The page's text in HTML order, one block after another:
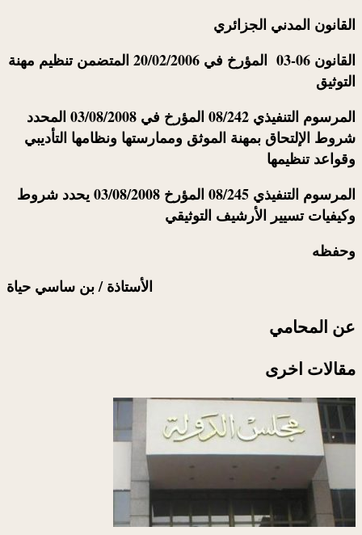
القانون المدني الجزائري
القانون 06-03 المؤرخ في 20/02/2006 المتضمن تنظيم مهنة
التوثيق
المرسوم التنفيذي 08/242 المؤرخ في 03/08/2008 المحدد
شروط الإلتحاق بمهنة الموثق وممارستها ونظامها التأديبي
وقواعد تنظيمها
المرسوم التنفيذي 08/245 المؤرخ 03/08/2008 يحدد شروط
وكيفيات تسيير الأرشيف التوثيقي
وحفظه
الأستاذة / بن ساسي حياة
عن المحامي
مقالات اخرى